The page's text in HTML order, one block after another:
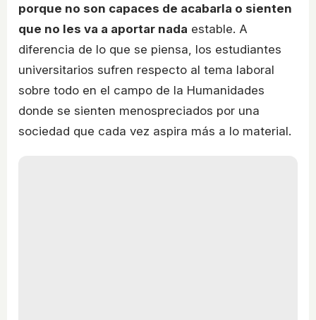
porque no son capaces de acabarla o sienten
que no les va a aportar nada estable. A
diferencia de lo que se piensa, los estudiantes
universitarios sufren respecto al tema laboral
sobre todo en el campo de la Humanidades
donde se sienten menospreciados por una
sociedad que cada vez aspira más a lo material.